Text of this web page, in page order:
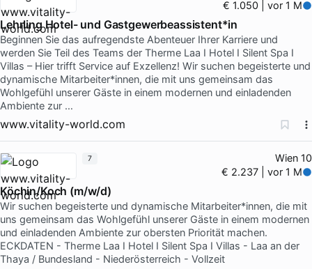
€ 1.050 | vor 1 M
Lehrling Hotel- und Gastgewerbeassistent*in
Beginnen Sie das aufregendste Abenteuer Ihrer Karriere und
werden Sie Teil des Teams der Therme Laa I Hotel I Silent Spa I
Villas – Hier trifft Service auf Exzellenz! Wir suchen begeisterte und
dynamische Mitarbeiter*innen, die mit uns gemeinsam das
Wohlgefühl unserer Gäste in einem modernen und einladenden
Ambiente zur …
www.vitality-world.com
Wien 10
€ 2.237 | vor 1 M
Köchin/Koch (m/w/d)
Wir suchen begeisterte und dynamische Mitarbeiter*innen, die mit
uns gemeinsam das Wohlgefühl unserer Gäste in einem modernen
und einladenden Ambiente zur obersten Priorität machen.
ECKDATEN - Therme Laa I Hotel I Silent Spa I Villas - Laa an der
Thaya / Bundesland - Niederösterreich - Vollzeit
7